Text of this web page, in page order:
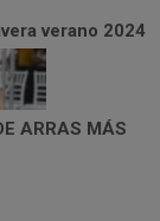
verano 2024
ARRAS MÁS